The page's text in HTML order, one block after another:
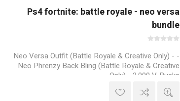
Ps4 fortnite: battle royale - neo versa
bundle
- Neo Versa Outfit (Battle Royale & Creative Only) -
Neo Phrenzy Back Bling (Battle Royale & Creative
Only) - 2,000 V-Bucks